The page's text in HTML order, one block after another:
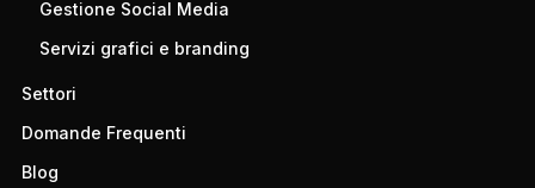
Gestione Social Media
Servizi grafici e branding
Settori
Domande Frequenti
Blog